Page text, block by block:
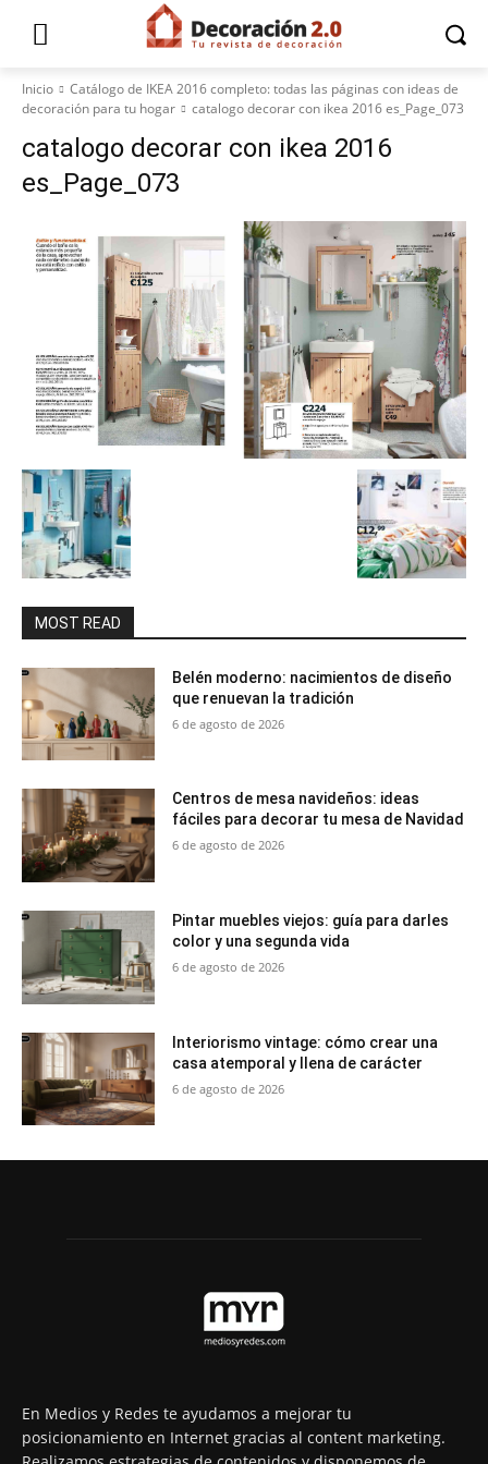
Inicio
Catálogo de IKEA 2016 completo: todas las páginas con ideas de
decoración para tu hogar
catalogo decorar con ikea 2016 es_Page_073
catalogo decorar con ikea 2016
es_Page_073
MOST READ
Belén moderno: nacimientos de diseño
que renuevan la tradición
6 de agosto de 2026
Centros de mesa navideños: ideas
fáciles para decorar tu mesa de Navidad
6 de agosto de 2026
Pintar muebles viejos: guía para darles
color y una segunda vida
6 de agosto de 2026
Interiorismo vintage: cómo crear una
casa atemporal y llena de carácter
6 de agosto de 2026
En Medios y Redes te ayudamos a mejorar tu
posicionamiento en Internet gracias al content marketing.